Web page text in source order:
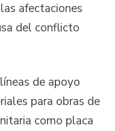
afectaciones
del conflicto
de apoyo
para obras de
como placa